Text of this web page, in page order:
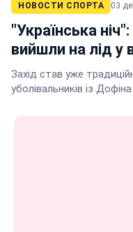
НОВОСТИ СПОРТА 03
"Українська
вийшли на лід у
Захід став уже
уболівальників із Дофіна